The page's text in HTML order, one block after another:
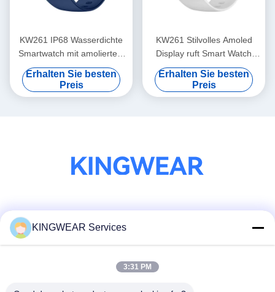
KW261 IP68 Wasserdichte
Smartwatch mit amoliertem
Display und Anrufen
Erhalten Sie besten
Preis
KW261 Stilvolles Amoled
Display ruft Smart Watch
1.78 Zoll Amoled
Smartwatch
Erhalten Sie besten
Preis
Schnelle Kontaktaufnahme
KINGWEAR Services
3:31 PM